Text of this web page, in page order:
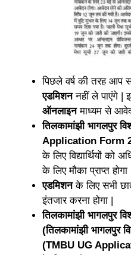
पिछले वर्ष की तरह आप
एडमिशननहीं ले पाएंगे
ऑनलाइनमाध्यम से
तिलकामांझी भागलपुर
Application Form
के लिए विद्यार्थियों को
के लिए मौका प्राप्त होगा
एडमिशनके लिए सभी
इंतजार करना होगा |
तिलकामांझी भागलपुर
(तिलकामांझी भागलपुर
(TMBU UG